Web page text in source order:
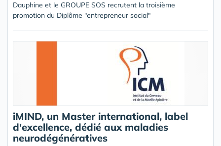
Dauphine et le GROUPE SOS recrutent la troisième
promotion du Diplôme "entrepreneur social"
iMIND, un Master international, label
d'excellence, dédié aux maladies
neurodégénératives